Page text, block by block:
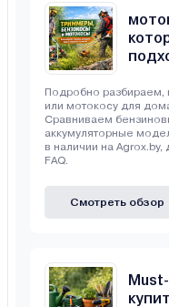
Подробно разбираем,
или мотокосу для
Сравниваем
аккумуляторные
в наличии на
FAQ.
Смотреть обзор